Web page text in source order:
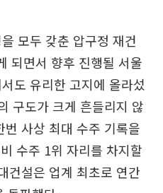
모두 갖춘 압구정 재건
되면서 향후 진행될 서울
도 유리한 고지에 올라섰
구도가 크게 흔들리지 않
사상 최대 수주 기록을
수주 1위 자리를 차지할
건설은 업계 최초로 연간